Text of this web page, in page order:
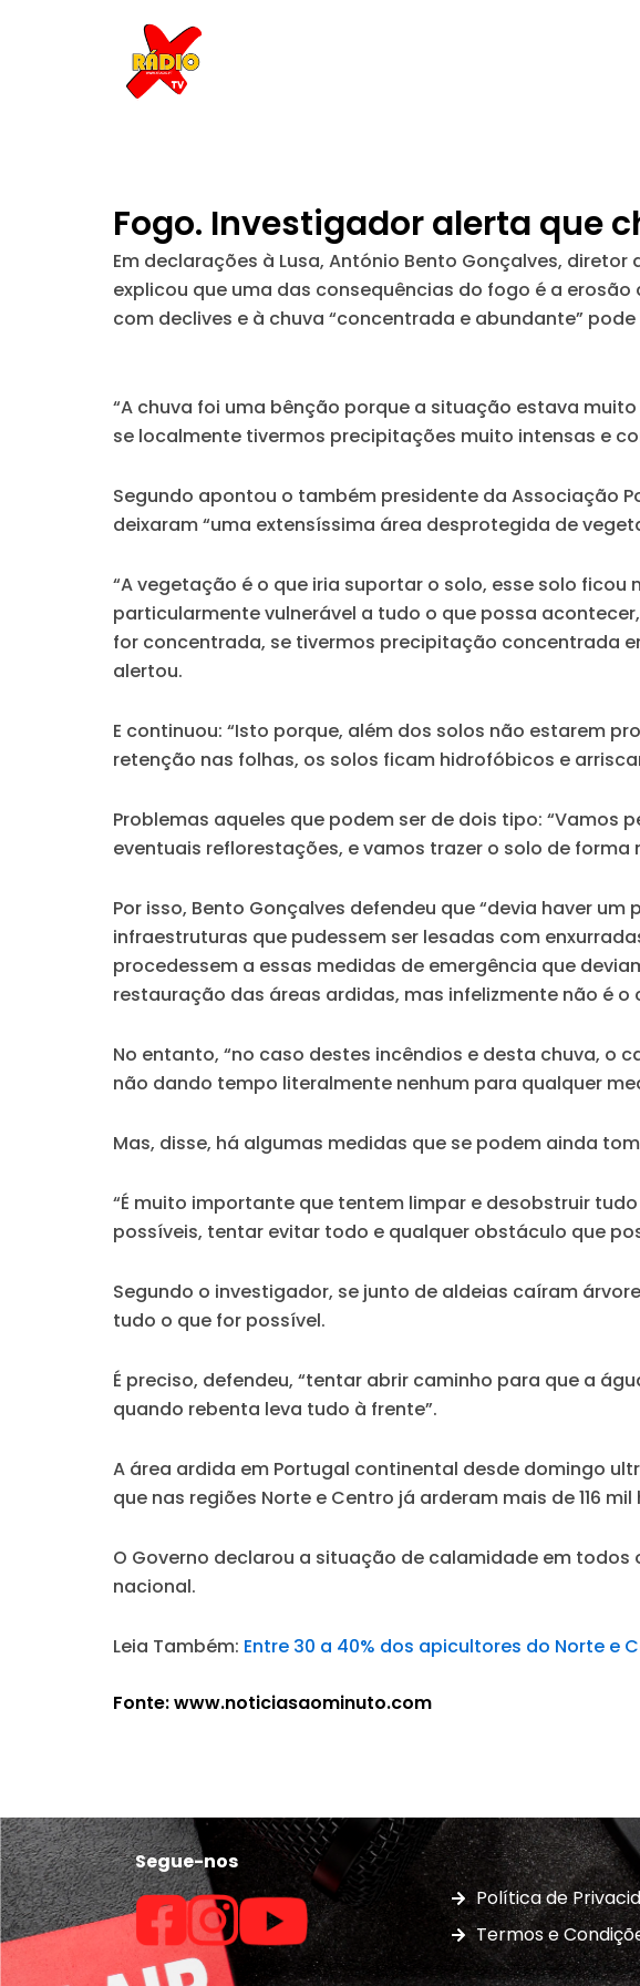
Fogo. Investigador alerta que
Em declarações à Lusa, António Bento Gonçalves,
explicou que uma das consequências do fogo é a
com declives e à chuva “concentrada e abundante”
“A chuva foi uma bênção porque a situação estava
se localmente tivermos precipitações muito intensas e
Segundo apontou o também presidente da Associação
deixaram “uma extensíssima área desprotegida de
“A vegetação é o que iria suportar o solo, esse solo
particularmente vulnerável a tudo o que possa
for concentrada, se tivermos precipitação concentrada
alertou.
E continuou: “Isto porque, além dos solos não estarem
retenção nas folhas, os solos ficam hidrofóbicos e
Problemas aqueles que podem ser de dois tipo:
eventuais reflorestações, e vamos trazer o solo de
Por isso, Bento Gonçalves defendeu que “devia haver
infraestruturas que pudessem ser lesadas com
procedessem a essas medidas de emergência que
restauração das áreas ardidas, mas infelizmente não é o
No entanto, “no caso destes incêndios e desta chuva, o
não dando tempo literalmente nenhum para qualquer
Mas, disse, há algumas medidas que se podem ainda
“É muito importante que tentem limpar e desobstruir
possíveis, tentar evitar todo e qualquer obstáculo que
Segundo o investigador, se junto de aldeias caíram
tudo o que for possível.
É preciso, defendeu, “tentar abrir caminho para que a
quando rebenta leva tudo à frente”.
A área ardida em Portugal continental desde domingo
que nas regiões Norte e Centro já arderam mais de 116
O Governo declarou a situação de calamidade em
nacional.
Leia Também: Entre 30 a 40% dos apicultores do Norte e
Fonte: www.noticiasaominuto.com
Segue-nos
Política de
Termos e